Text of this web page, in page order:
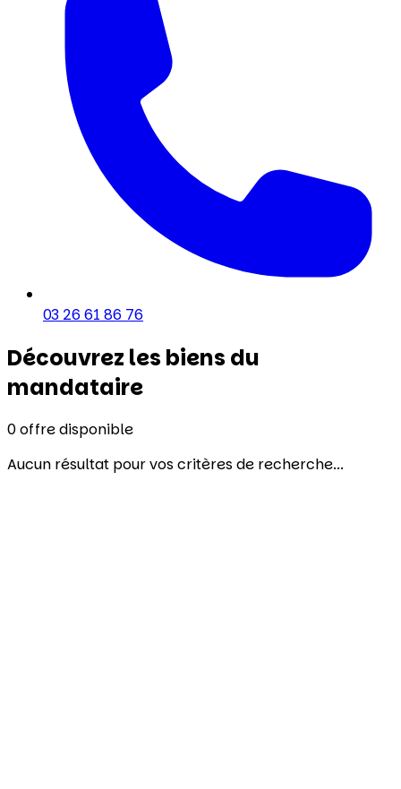
03 26 61 86 76
Découvrez les biens du
mandataire
0offre disponible
Aucun résultat pour vos critères de recherche...